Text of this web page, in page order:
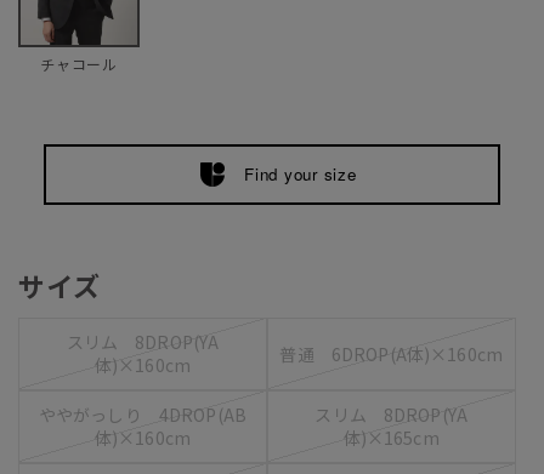
チャコール
Find your size
サイズ
スリム 8DROP(YA
体)×160cm
普通 6DROP(A体)×160cm
ややがっしり 4DROP(AB
体)×160cm
スリム 8DROP(YA
体)×165cm